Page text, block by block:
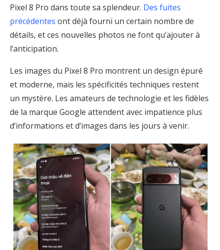
Pixel 8 Pro dans toute sa splendeur. Des fuites
précédentes ont déjà fourni un certain nombre de
détails, et ces nouvelles photos ne font qu’ajouter à
l’anticipation.
Les images du Pixel 8 Pro montrent un design épuré
et moderne, mais les spécificités techniques restent
un mystère. Les amateurs de technologie et les fidèles
de la marque Google attendent avec impatience plus
d’informations et d’images dans les jours à venir.